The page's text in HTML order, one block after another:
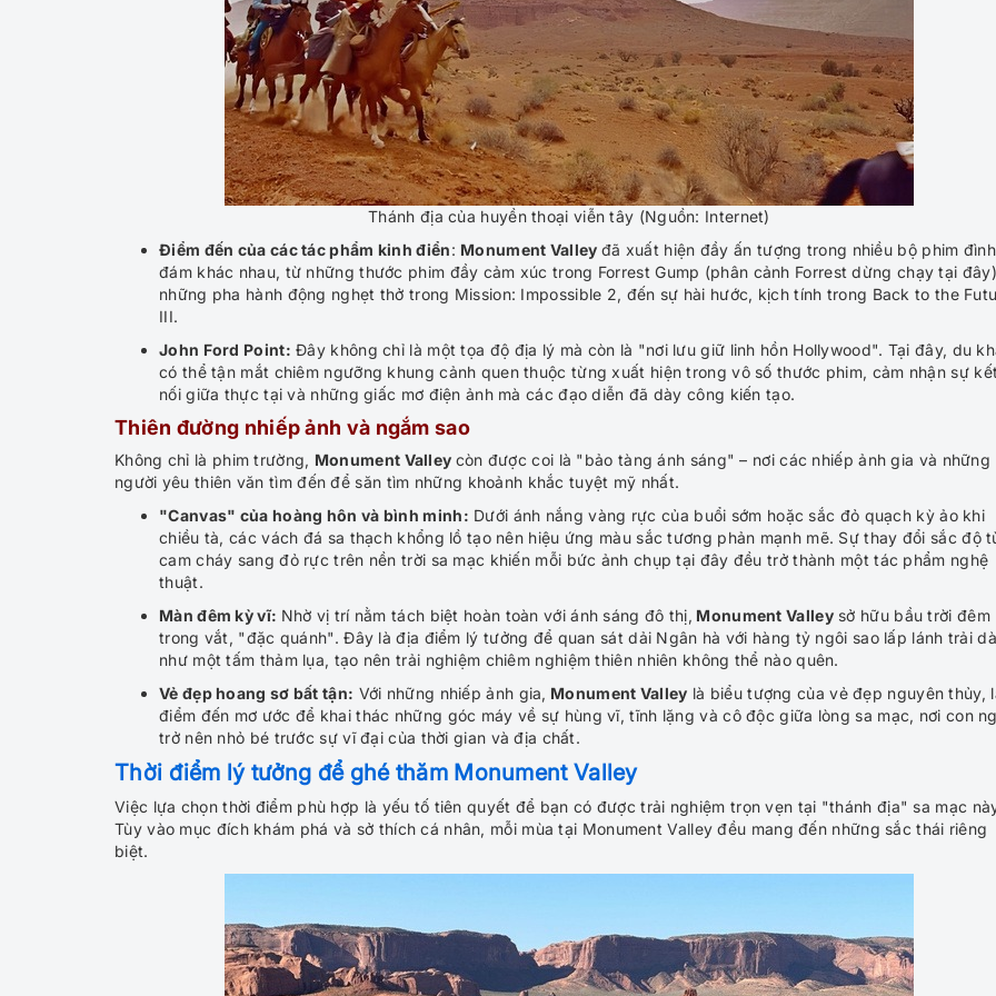
Thánh địa của huyền thoại viễn tây (Nguồn: Internet)
Điểm đến của các tác phẩm kinh điển: Monument Valley đã xuất hiện đầy ấn tượng trong nhiều bộ phim đình
đám khác nhau, từ những thước phim đầy cảm xúc trong Forrest Gump (phân cảnh Forrest dừng chạy tại
những pha hành động nghẹt thở trong Mission: Impossible 2, đến sự hài hước, kịch tính trong Back to the
III.
John Ford Point: Đây không chỉ là một tọa độ địa lý mà còn là "nơi lưu giữ linh hồn Hollywood". Tại đây, du
có thể tận mắt chiêm ngưỡng khung cảnh quen thuộc từng xuất hiện trong vô số thước phim, cảm nhận sự kết
nối giữa thực tại và những giấc mơ điện ảnh mà các đạo diễn đã dày công kiến tạo.
Thiên đường nhiếp ảnh và ngắm sao
Không chỉ là phim trường, Monument Valley còn được coi là "bảo tàng ánh sáng" – nơi các nhiếp ảnh gia và những
người yêu thiên văn tìm đến để săn tìm những khoảnh khắc tuyệt mỹ nhất.
"Canvas" của hoàng hôn và bình minh: Dưới ánh nắng vàng rực của buổi sớm hoặc sắc đỏ quạch kỳ ảo khi
chiều tà, các vách đá sa thạch khổng lồ tạo nên hiệu ứng màu sắc tương phản mạnh mẽ. Sự thay đổi sắc độ
cam cháy sang đỏ rực trên nền trời sa mạc khiến mỗi bức ảnh chụp tại đây đều trở thành một tác phẩm nghệ
thuật.
Màn đêm kỳ vĩ: Nhờ vị trí nằm tách biệt hoàn toàn với ánh sáng đô thị, Monument Valleysở hữu bầu trời đêm
trong vắt, "đặc quánh". Đây là địa điểm lý tưởng để quan sát dải Ngân hà với hàng tỷ ngôi sao lấp lánh trải
như một tấm thảm lụa, tạo nên trải nghiệm chiêm nghiệm thiên nhiên không thể nào quên.
Vẻ đẹp hoang sơ bất tận: Với những nhiếp ảnh gia, Monument Valley là biểu tượng của vẻ đẹp nguyên thủy,
điểm đến mơ ước để khai thác những góc máy về sự hùng vĩ, tĩnh lặng và cô độc giữa lòng sa mạc, nơi con
trở nên nhỏ bé trước sự vĩ đại của thời gian và địa chất.
Thời điểm lý tưởng để ghé thăm Monument Valley
Việc lựa chọn thời điểm phù hợp là yếu tố tiên quyết để bạn có được trải nghiệm trọn vẹn tại "thánh địa" sa mạc
Tùy vào mục đích khám phá và sở thích cá nhân, mỗi mùa tại Monument Valley đều mang đến những sắc thái riêng
biệt.